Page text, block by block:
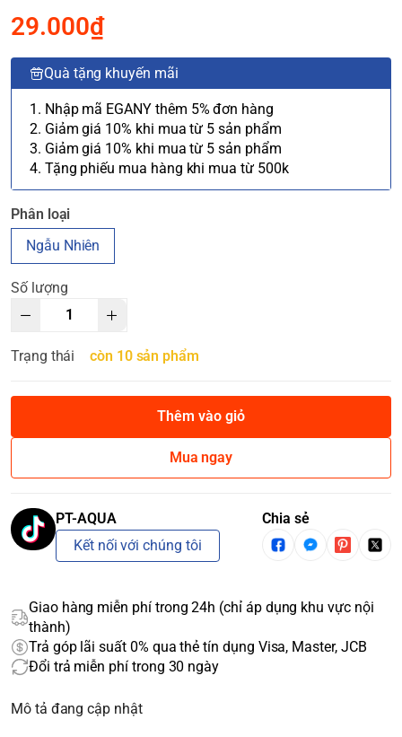
29.000₫
Quà tặng khuyến mãi
1. Nhập mã EGANY thêm 5% đơn hàng
2. Giảm giá 10% khi mua từ 5 sản phẩm
3. Giảm giá 10% khi mua từ 5 sản phẩm
4. Tặng phiếu mua hàng khi mua từ 500k
Phân loại
Ngẫu Nhiên
Số lượng
Trạng thái còn 10 sản phẩm
Thêm vào giỏ
Mua ngay
PT-AQUA
Kết nối với chúng tôi
Chia sẻ
Giao hàng miễn phí trong 24h (chỉ áp dụng khu vực nội
thành)
Trả góp lãi suất 0% qua thẻ tín dụng Visa, Master, JCB
Đổi trả miễn phí trong 30 ngày
Mô tả đang cập nhật